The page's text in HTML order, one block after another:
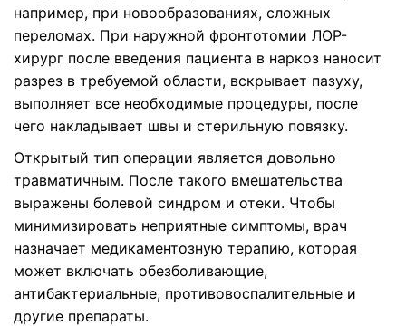
например, при новообразованиях, сложных
переломах. При наружной фронтотомии ЛОР-
хирург после введения пациента в наркоз наносит
разрез в требуемой области, вскрывает пазуху,
выполняет все необходимые процедуры, после
чего накладывает швы и стерильную повязку.
Открытый тип операции является довольно
травматичным. После такого вмешательства
выражены болевой синдром и отеки. Чтобы
минимизировать неприятные симптомы, врач
назначает медикаментозную терапию, которая
может включать обезболивающие,
антибактериальные, противовоспалительные и
другие препараты.